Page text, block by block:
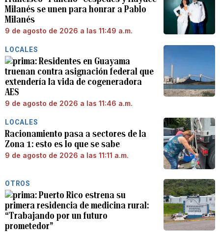
Milanés se unen para honrar a Pablo
Milanés
9 de agosto de 2026 a las 11:49 a.m.
LOCALES
Residentes en Guayama
truenan contra asignación federal que
extendería la vida de cogeneradora
AES
9 de agosto de 2026 a las 11:46 a.m.
LOCALES
Racionamiento pasa a sectores de la
Zona 1: esto es lo que se sabe
9 de agosto de 2026 a las 11:11 a.m.
OTROS
Puerto Rico estrena su
primera residencia de medicina rural:
“Trabajando por un futuro
prometedor”